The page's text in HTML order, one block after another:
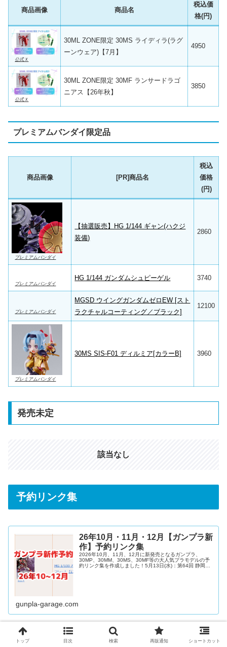
商品画像 商品名
税込価
格(円)
公式Ｘ
30ML ZONE限定 30MS ライディラ(ラグ
ーンウェア)【7月】
4950
公式Ｘ
30ML ZONE限定 30MF ランサードラゴ
ニアス【26年秋】
3850
プレミアムバンダイ限定品
商品画像 [PR]商品名
税込
価格
(円)
プレミアムバンダイ
【抽選販売】HG 1/144 ギャン(ハクジ
装備)
2860
プレミアムバンダイ
HG 1/144 ガンダムシュピーゲル 3740
プレミアムバンダイ
MGSD ウイングガンダムゼロEW [スト
ラクチャルコーティング／ブラック]
12100
プレミアムバンダイ
30MS SIS-F01 ディルミア[カラーB] 3960
発売未定
該当なし
予約リンク集
26年10月・11月・12月【ガンプラ新
作】予約リンク集
2026年10月、11月、12月に新発売となるガンプラ、
30MP、30MM、30MS、30MF等の大人気プラモデルの予
約リンク集を作成しました！5月13日(水)：第64回 静岡ホ
gunpla-garage.com
通販予約ノウハウ集
トップ 目次 検索 再販通知 ショートカット